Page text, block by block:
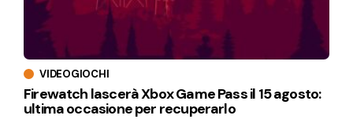
VIDEOGIOCHI
Firewatch lascerà Xbox Game Pass il 15 agosto:
ultima occasione per recuperarlo